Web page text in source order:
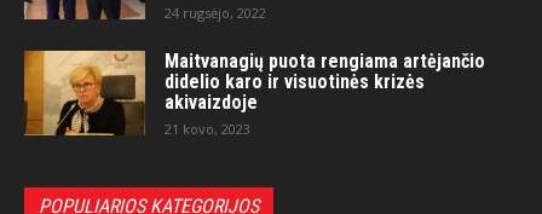
24 rugsėjo, 2022
Maitvanagių puota rengiama artėjančio
didelio karo ir visuotinės krizės
akivaizdoje
21 kovo, 2023
POPULIARIOS KATEGORIJOS